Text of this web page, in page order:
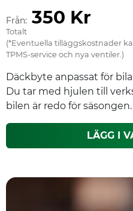
Från: 350 Kr
Totalt
(*Eventuella tilläggskostnader
TPMS-service och nya ventiler.)
Däckbyte anpassat för
Du tar med hjulen till
bilen är redo för säsongen.
LÄGG I